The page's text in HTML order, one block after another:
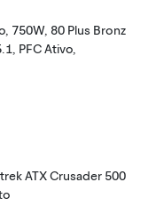
750W, 80 Plus Bronz
PFC Ativo,
ATX Crusader 500